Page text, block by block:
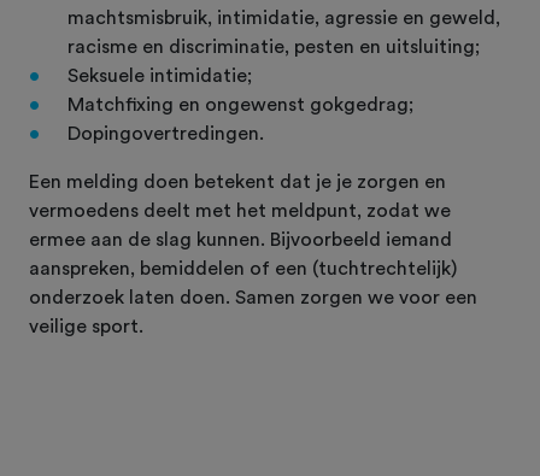
machtsmisbruik, intimidatie, agressie en geweld,
racisme en discriminatie, pesten en uitsluiting;
Seksuele intimidatie;
Matchfixing en ongewenst gokgedrag;
Dopingovertredingen.
Een melding doen betekent dat je je zorgen en
vermoedens deelt met het meldpunt, zodat we
ermee aan de slag kunnen. Bijvoorbeeld iemand
aanspreken, bemiddelen of een (tuchtrechtelijk)
onderzoek laten doen. Samen zorgen we voor een
veilige sport.